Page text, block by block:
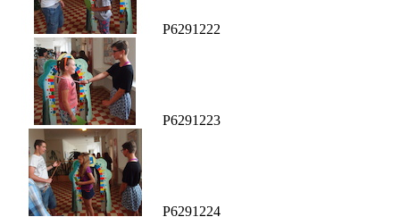
P6291222
P6291223
P6291224